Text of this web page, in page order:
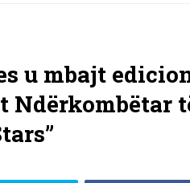
u mbajt
Ndërkombëtar